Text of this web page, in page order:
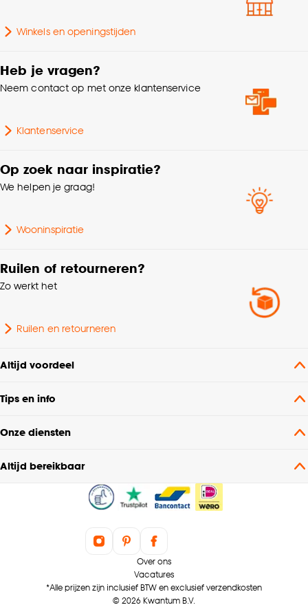
Goed om te weten is dat je deze keuze altijd nog
Winkels en openingstijden
Heb je vragen?
Neem contact op met onze klantenservice
Klantenservice
Op zoek naar inspiratie?
We helpen je graag!
Wooninspiratie
Ruilen of retourneren?
Zo werkt het
Ruilen en retourneren
Altijd voordeel
Tips en info
Onze diensten
Altijd bereikbaar
Over ons
Vacatures
*Alle prijzen zijn inclusief BTW en exclusief verzendkosten
© 2026 Kwantum B.V.